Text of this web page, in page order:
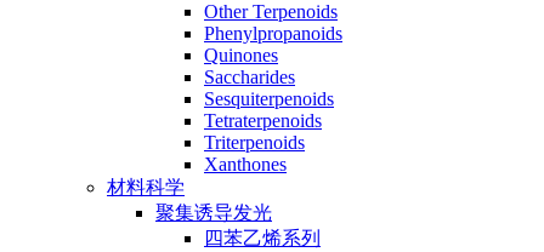
Other Terpenoids
Phenylpropanoids
Quinones
Saccharides
Sesquiterpenoids
Tetraterpenoids
Triterpenoids
Xanthones
材料科学
聚集诱导发光
四苯乙烯系列